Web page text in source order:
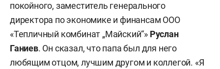
покойного, заместитель генерального
директора по экономике и финансам ООО
«Тепличный комбинат „Майский“» Руслан
Ганиев. Он сказал, что папа был для него
любящим отцом, лучшим другом и коллегой. «Я